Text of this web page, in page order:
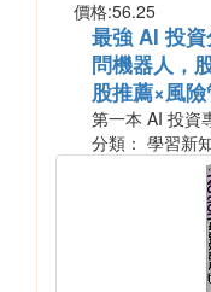
價格:56.25
最強 AI 投
問機器人，
股推薦×風
第一本 AI 投資
分類： 學習新